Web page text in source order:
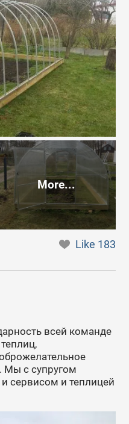
More...
Like 183
всей команде
Мы с супругом
сервисом и теплицей